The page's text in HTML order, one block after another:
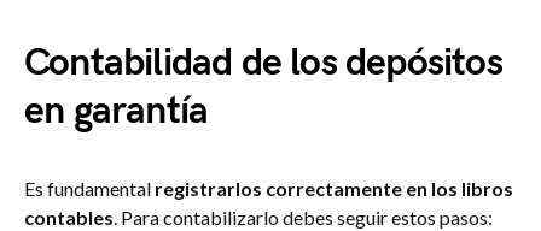
Contabilidad de los depósitos
en garantía
Es fundamental registrarlos correctamente en los libros
contables. Para contabilizarlo debes seguir estos pasos: